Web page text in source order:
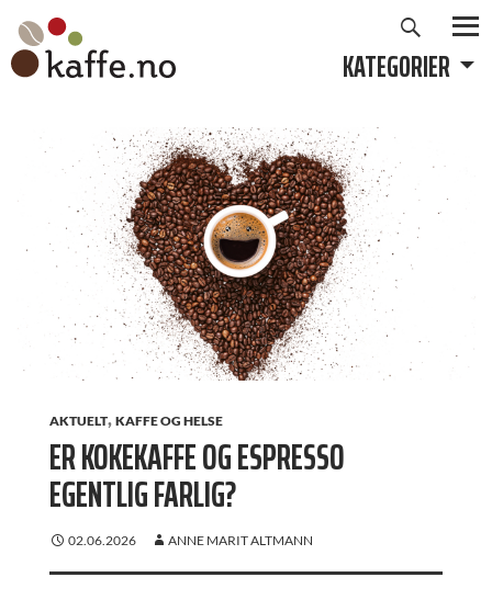
Hopp
innhold
KATEGORIER
AKTUELT, KAFFE OG HELSE
ER KOKEKAFFE OG ESPRESSO
EGENTLIG FARLIG?
02.06.2026 ANNE MARIT ALTMANN